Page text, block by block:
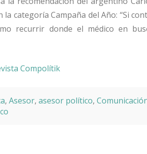
la categoría Campaña del Año: “Si
recurrir donde el médico en
Compolítik
, Asesor, asesor político,